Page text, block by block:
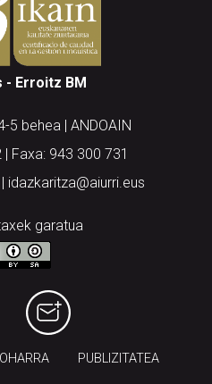
- Erroitz BM
5 behea | ANDOAIN
Faxa: 943 300 731
idazkaritza@aiurri.eus
garatua
PUBLIZITATEA